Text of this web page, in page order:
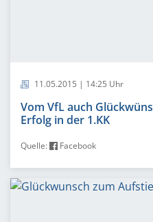
11.05.2015 | 14:25 Uhr
Vom VfL auch
Erfolg in der 1.KK
Quelle: Facebook